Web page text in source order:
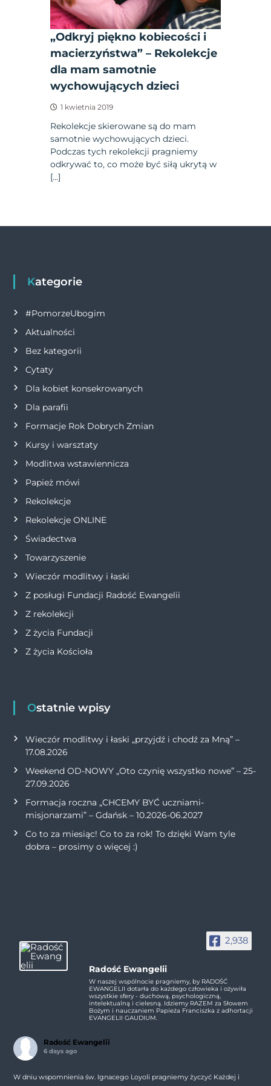
„Odkryj piękno kobiecości i
macierzyństwa” – Rekolekcje
dla mam samotnie
wychowujących dzieci
1 kwietnia 2019
Rekolekcje skierowane są do mam
samotnie wychowujących dzieci.
Podczas tych rekolekcji pragniemy
odkrywać to, co może być siłą ukrytą w
[…]
Kategorie
#PomorzeUbogim
Aktualności
Bez kategorii
Cytaty
Dla kobiet konsekrowanych
Dla parafii
Formacje Rok Dobrych Zmian
Kursy i warsztaty
Modlitwa wstawiennicza
Papież mówi
Rekolekcje
Rekolekcje ONLINE
Świadectwa
Towarzyszenie
Wieczór modlitwy i łaski
Z posługi Fundacji Radość Ewangelii
Z rekolekcji
Z życia Fundacji
Z życia Kościoła
Ostatnie wpisy
Wieczór modlitwy i łaski „przyjdź i chodź za Mną” –
17.08.2026
Weekend OD-NOWY „Oto czynię wszystko nowe” – 25-
27.09.2026
Formacja roczna „CHCEMY BYĆ uczniami-
misjonarzami” – Gdańsk – 10.2026-06.2027
Co to za miesiąc! Co to za rok! To dzięki Wam tyle
dobra – prosimy o więcej :)
2,938
Radość Ewangelii
W naszej wspólnocie pragniemy, by RADOŚĆ
EWANGELII dotarła do każdego człowieka i ożywiła
wszystkie sfery - duchową, psychologiczną,
intelektualną i cielesną. Idziemy RAZEM za Słowem
Bożym i nauczaniem Papieża Franciszka z adhortacji
EVANGELII GAUDIUM.
Radość Ewangelii
6 days ago
W dniu wspomnienia św. Ignacego Loyoli pragniemy życzyć Każdej i